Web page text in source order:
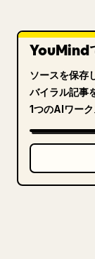
YouMind
ソースを保存
バイラル記事
1つのAIワーク